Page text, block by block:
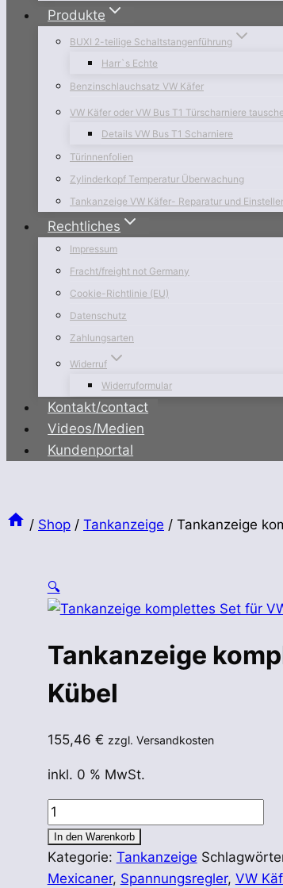
Produkte
BUXI 2-teilige Schaltstangenführung
Harr`s Echte
Benzinschlauchsatz VW Käfer
VW Käfer oder VW Bus T1 Türscharniere
Details VW Bus T1 Scharniere
Türinnenfolien
Zylinderkopf Temperatur Überwachung
Tankanzeige VW Käfer- Reparatur und
Rechtliches
Impressum
Fracht/freight not Germany
Cookie-Richtlinie (EU)
Datenschutz
Zahlungsarten
Widerruf
Widerruformular
Kontakt/contact
Videos/Medien
Kundenportal
/ Shop / Tankanzeige / Tankanzeige
🔍
Tankanzeige
Kübel
155,46 € zzgl. Versandkosten
inkl. 0 % MwSt.
Tankanzeige
komplettes
Set
für
In den Warenkorb
Kategorie: Tankanzeige
Mexicaner, Spannungsregler, VW